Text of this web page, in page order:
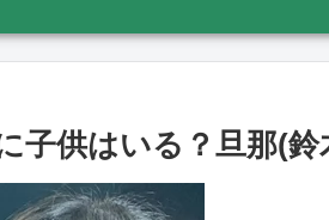
子供はいる？旦那(